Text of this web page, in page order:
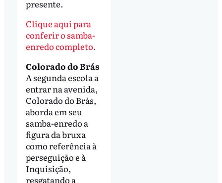
presente.
Clique aqui para
conferir o samba-
enredo completo.
Colorado do Brás
A segunda escola a
entrar na avenida,
Colorado do Brás,
aborda em seu
samba-enredo a
figura da bruxa
como referência à
perseguição e à
Inquisição,
resgatando a